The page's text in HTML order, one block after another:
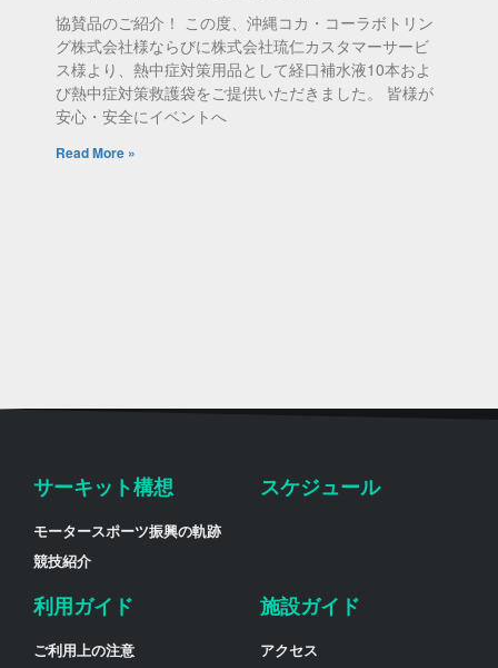
協賛品のご紹介！ この度、沖縄コカ・コーラボトリン
グ株式会社様ならびに株式会社琉仁カスタマーサービ
ス様より、熱中症対策用品として経口補水液10本およ
び熱中症対策救護袋をご提供いただきました。 皆様が
安心・安全にイベントへ
Read More »
サーキット構想
モータースポーツ振興の軌跡
競技紹介
スケジュール
利用ガイド
ご利用上の注意
施設ガイド
アクセス